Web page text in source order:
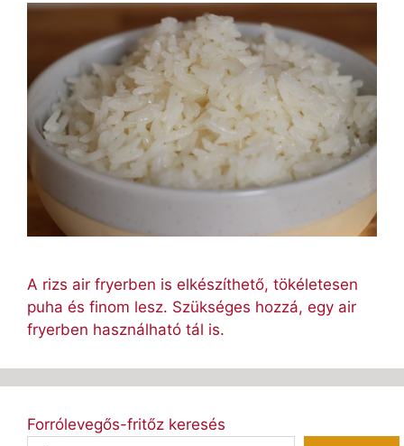
A rizs air fryerben is elkészíthető, tökéletesen
puha és finom lesz. Szükséges hozzá, egy air
fryerben használható tál is.
Forrólevegős-fritőz keresés